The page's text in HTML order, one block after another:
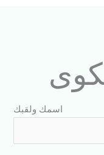
اسمك ولقبك